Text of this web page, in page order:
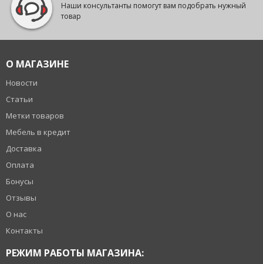
Наши консультанты помогут вам подобрать нужный
товар
О МАГАЗИНЕ
Новости
Статьи
Метки товаров
Мебель в кредит
Доставка
Оплата
Бонусы
Отзывы
О нас
Контакты
РЕЖИМ РАБОТЫ МАГАЗИНА: